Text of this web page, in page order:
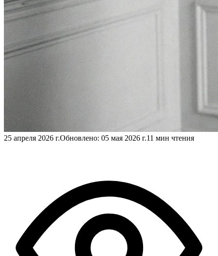
25 апреля 2026 г.Обновлено: 05 мая 2026 г.11 мин чтения